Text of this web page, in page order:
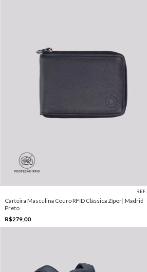
Carteira Masculina Couro RFID Clássica Zíper| Madrid
Preto
R$279,00